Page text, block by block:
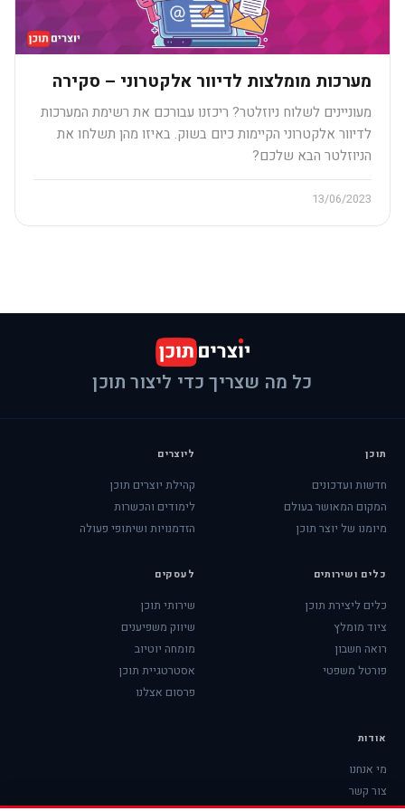
מערכות מומלצות לדיוור אלקטרוני – סקירה
מעוניינים לשלוח ניוזלטר? ריכזנו עבורכם את רשימת המערכות
לדיוור אלקטרוני הקיימות כיום בשוק. באיזו מהן תשלחו את
הניוזלטר הבא שלכם?
13/06/2023
כל מה שצריך כדי ליצור תוכן
תוכן
חדשות ועדכונים
המקום המאושר בעולם
מיומנו של יוצר תוכן
ליוצרים
קהילת יוצרים תוכן
לימודים והכשרות
הזדמנויות ושיתופי פעולה
כלים ושירותים
כלים ליצירת תוכן
ציוד מומלץ
רואה חשבון
פורטל משפטי
לעסקים
שירותי תוכן
שיווק משפיענים
מומחה יוטיוב
אסטרטגיית תוכן
פרסום אצלנו
אודות
מי אנחנו
צור קשר